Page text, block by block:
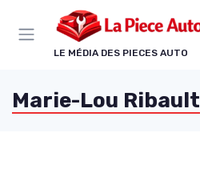
LE MÉDIA DES PIECES AUTO
Marie-Lou Ribault
Panneau de gestion des cookies